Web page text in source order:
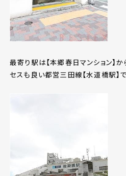
最寄り駅は【本郷春日マンション】
セスも良い都営三田線【水道橋駅】で